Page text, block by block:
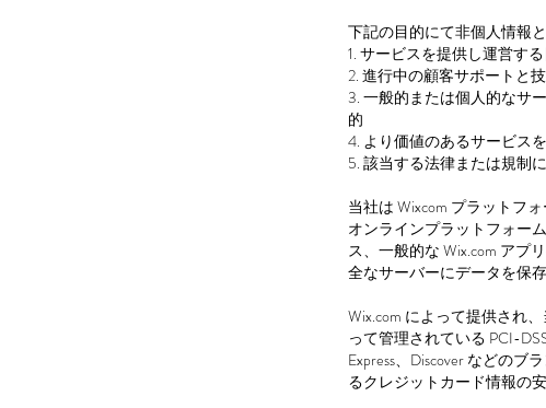
下記の目的にて非個人情報
1. サービスを提供し運営す
2. 進行中の顧客サポートと
3. 一般的または個人的なサ
的
4. より価値のあるサービス
5. 該当する法律または規制
当社は Wixcom プラットフ
オンラインプラットフォー
ス、一般的な Wix.com アプ
全なサーバーにデータを保存
Wix.com によって提供され
って管理されている PCI-
Express、Discover などの
るクレジットカード情報の